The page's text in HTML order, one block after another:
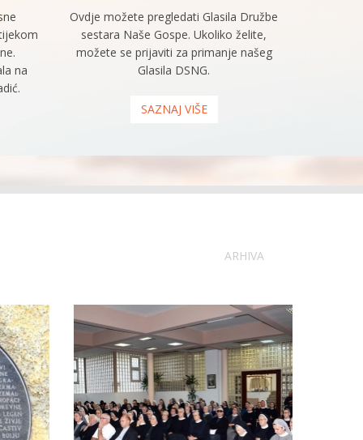
na
Ovdje možete pregledati Glasila Družbe
sestara Naše Gospe. Ukoliko želite,
možete se prijaviti za primanje našeg
Glasila DSNG.
SAZNAJ VIŠE
ARHIVA